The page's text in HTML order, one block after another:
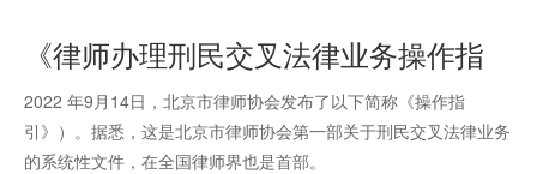
《律师办理刑民交叉法律业务操作指
引》（北京律协2022-9）
2022 年9月14日，北京市律师协会发布了以下简称《操作指
引》）。据悉，这是北京市律师协会第一部关于刑民交叉法律业务
的系统性文件，在全国律师界也是首部。